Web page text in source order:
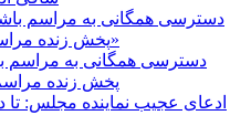
دسترسی همگانی به مراسم
پخش زنده